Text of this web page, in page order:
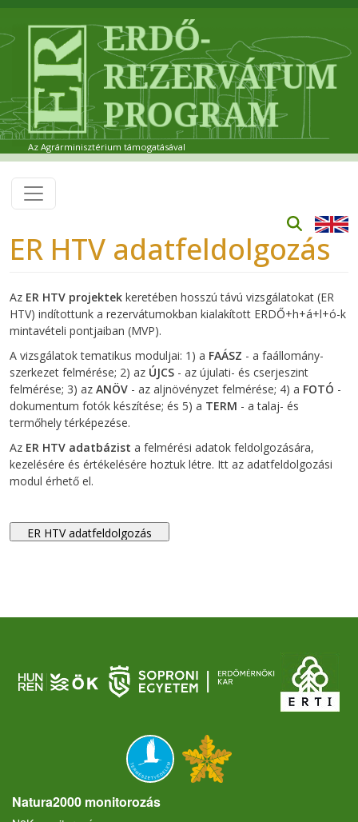
Az Agrárminisztérium támogatásával
ER HTV adatfeldolgozás
Az ER HTV projektek keretében hosszú távú vizsgálatokat (ER
HTV) indítottunk a rezervátumokban kialakított ERDŐ+h+á+l+ó-k
mintavételi pontjaiban (MVP).
A vizsgálatok tematikus moduljai: 1) a FAÁSZ - a faállomány-
szerkezet felmérése; 2) az ÚJCS - az újulati- és cserjeszint
felmérése; 3) az ANÖV - az aljnövényzet felmérése; 4) a FOTÓ -
dokumentum fotók készítése; és 5) a TERM - a talaj- és
termőhely térképezése.
Az ER HTV adatbázist a felmérési adatok feldolgozására,
kezelésére és értékelésére hoztuk létre. Itt az adatfeldolgozási
modul érhető el.
Natura2000 monitorozás